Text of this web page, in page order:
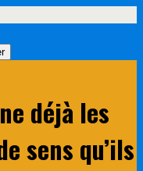
déjà les
sens qu’ils